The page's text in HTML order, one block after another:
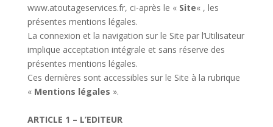
www.atoutageservices.fr, ci-après le « Site« , les
présentes mentions légales.
La connexion et la navigation sur le Site par l’Utilisateur
implique acceptation intégrale et sans réserve des
présentes mentions légales.
Ces dernières sont accessibles sur le Site à la rubrique
« Mentions légales ».
ARTICLE 1 – L’EDITEUR